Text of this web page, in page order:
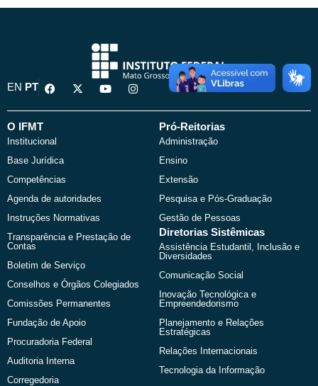
EN PT
F
a
e
o
k
X
-
w
Y
o
t
I
n
t
O IFMT
Institucional
Base Jurídica
Competências
Agenda de autoridades
Instruções Normativas
Transparência e Prestação de
Contas
Boletim de Serviço
Conselhos e Órgãos Colegiados
Comissões Permanentes
Fundação de Apoio
Procuradoria Federal
Auditoria Interna
Corregedoria
Pró-Reitorias
Administração
Ensino
Extensão
Pesquisa e Pós-Graduação
Gestão de Pessoas
Diretorias Sistêmicas
Assistência Estudantil, Inclusão e
Diversidades
Comunicação Social
Inovação Tecnológica e
Empreendedorismo
Planejamento e Relações
Estratégicas
Relações Internacionais
Tecnologia da Informação